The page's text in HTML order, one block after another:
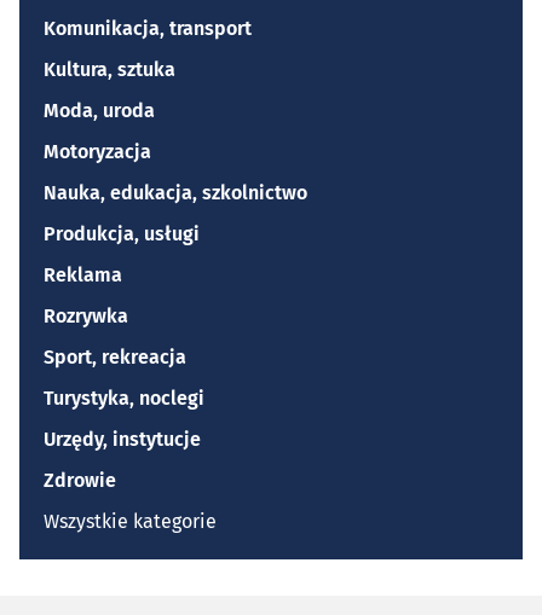
Komunikacja, transport
Kultura, sztuka
Moda, uroda
Motoryzacja
Nauka, edukacja, szkolnictwo
Produkcja, usługi
Reklama
Rozrywka
Sport, rekreacja
Turystyka, noclegi
Urzędy, instytucje
Zdrowie
Wszystkie kategorie